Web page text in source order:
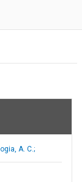
A. C.;